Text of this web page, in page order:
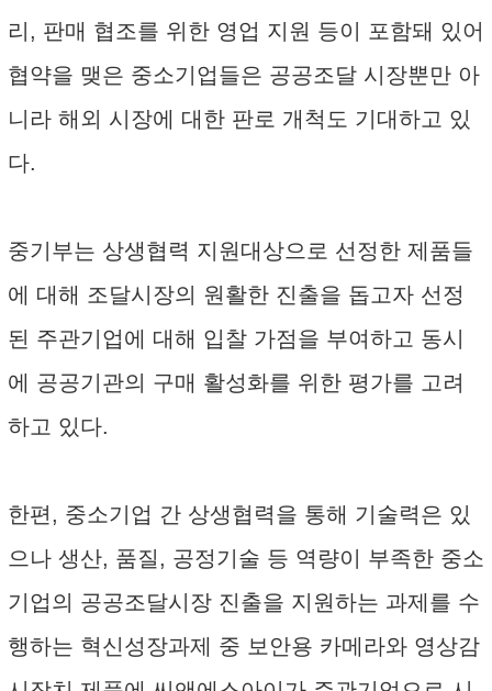
리, 판매 협조를 위한 영업 지원 등이 포함돼 있어
협약을 맺은 중소기업들은 공공조달 시장뿐만 아
니라 해외 시장에 대한 판로 개척도 기대하고 있
다.
중기부는 상생협력 지원대상으로 선정한 제품들
에 대해 조달시장의 원활한 진출을 돕고자 선정
된 주관기업에 대해 입찰 가점을 부여하고 동시
에 공공기관의 구매 활성화를 위한 평가를 고려
하고 있다.
한편, 중소기업 간 상생협력을 통해 기술력은 있
으나 생산, 품질, 공정기술 등 역량이 부족한 중소
기업의 공공조달시장 진출을 지원하는 과제를 수
행하는 혁신성장과제 중 보안용 카메라와 영상감